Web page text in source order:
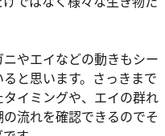
やエイなどの動きもシー
と思います。さっきまで
イミングや、エイの群れ
流れを確認できるのでそ